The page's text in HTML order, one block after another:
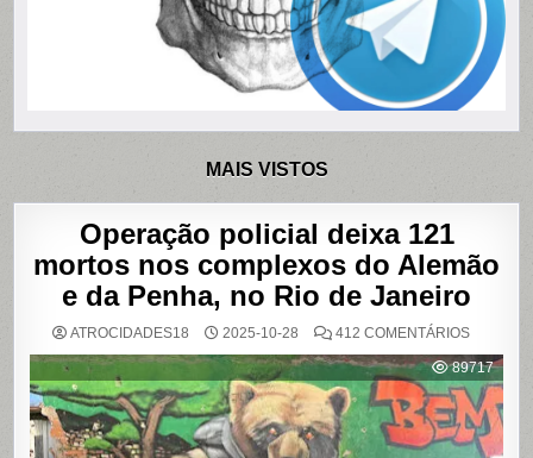
MAIS VISTOS
Operação policial deixa 121
mortos nos complexos do Alemão
e da Penha, no Rio de Janeiro
ATROCIDADES18 2025-10-28 412 COMENTÁRIOSEM
POLICIAL
DEIXA
121
MORTOS
NOS
DO
89717